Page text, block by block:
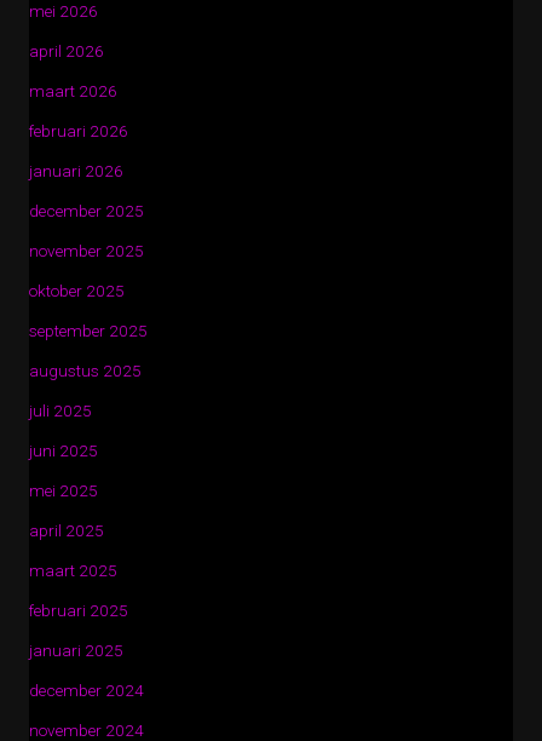
mei 2026
april 2026
maart 2026
februari 2026
januari 2026
december 2025
november 2025
oktober 2025
september 2025
augustus 2025
juli 2025
juni 2025
mei 2025
april 2025
maart 2025
februari 2025
januari 2025
december 2024
november 2024